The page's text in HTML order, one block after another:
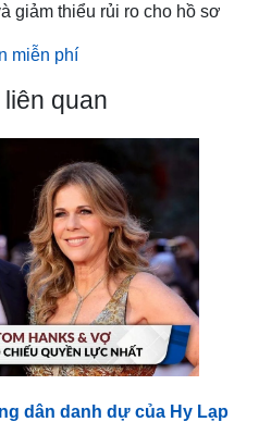
giảm thiểu rủi ro cho hồ sơ
miễn phí
quan
dân danh dự của Hy Lạp